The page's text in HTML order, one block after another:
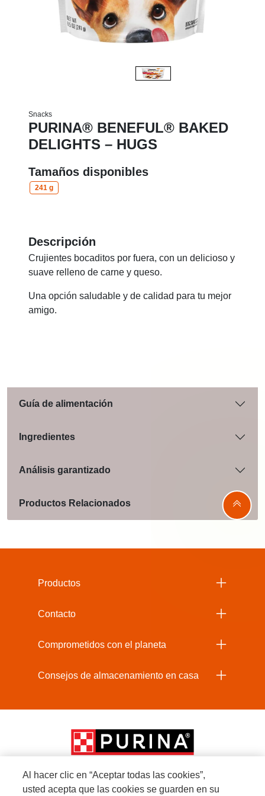
Snacks
PURINA® BENEFUL® BAKED
DELIGHTS – HUGS
Tamaños disponibles
241 g
Descripción
Crujientes bocaditos por fuera, con un delicioso y
suave relleno de carne y queso.
Una opción saludable y de calidad para tu mejor
amigo.
Guía de alimentación
Ingredientes
Análisis garantizado
Productos Relacionados
Productos
Contacto
Comprometidos con el planeta
Consejos de almacenamiento en casa
Al hacer clic en “Aceptar todas las cookies”,
usted acepta que las cookies se guarden en su